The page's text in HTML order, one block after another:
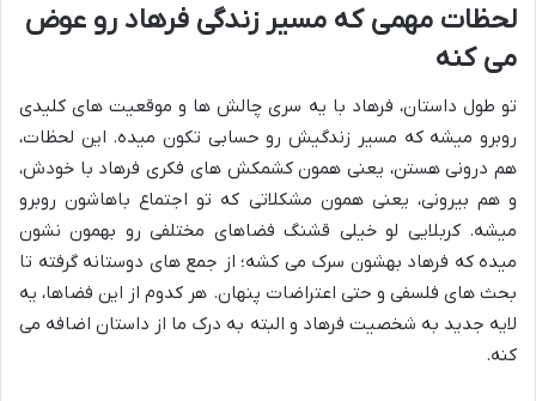
لحظات مهمی که مسیر زندگی فرهاد رو عوض
می کنه
تو طول داستان، فرهاد با یه سری چالش ها و موقعیت های کلیدی
روبرو میشه که مسیر زندگیش رو حسابی تکون میده. این لحظات،
هم درونی هستن، یعنی همون کشمکش های فکری فرهاد با خودش،
و هم بیرونی، یعنی همون مشکلاتی که تو اجتماع باهاشون روبرو
میشه. کربلایی لو خیلی قشنگ فضاهای مختلفی رو بهمون نشون
میده که فرهاد بهشون سرک می کشه؛ از جمع های دوستانه گرفته تا
بحث های فلسفی و حتی اعتراضات پنهان. هر کدوم از این فضاها، یه
لایه جدید به شخصیت فرهاد و البته به درک ما از داستان اضافه می
کنه.